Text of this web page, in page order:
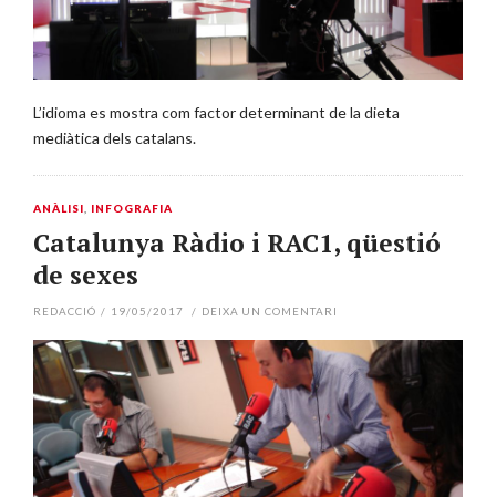
L’idioma es mostra com factor determinant de la dieta
mediàtica dels catalans.
ANÀLISI INFOGRAFIA
Catalunya Ràdio i RAC1, qüestió
de sexes
REDACCIÓ / 19/05/2017 / DEIXA UN COMENTARI